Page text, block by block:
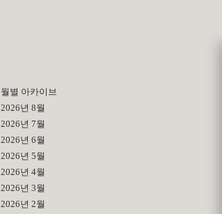
월별 아카이브
2026년 8월
2026년 7월
2026년 6월
2026년 5월
2026년 4월
2026년 3월
2026년 2월